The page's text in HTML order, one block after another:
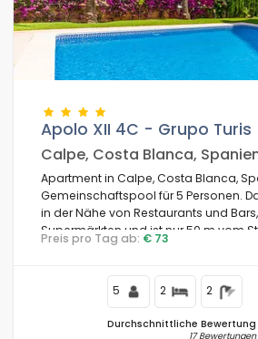
Apolo XII 4C - Grupo Turis
Calpe, Costa Blanca,
Apartment in Calpe, Costa Blanca,
Gemeinschaftspool für 5 Personen.
in der Nähe von Restaurants und
Supermärkten und ist nur 50 m vom
Preis pro Tag ab: € 73
5 2 2
Durchschnittliche Bewertung
17 Bewertungen